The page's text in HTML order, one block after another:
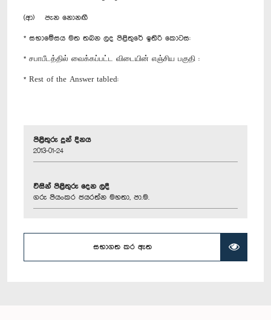
(ආ) පැන නොනඟී
* සභාමේසය මත තබන ලද පිළිතුරේ ඉතිරි කොටස:
* சபாபீடத்தில் வைக்கப்பட்ட விடையின் எஞ்சிய பகுதி :
* Rest of the Answer tabled:
පිළිතුරු දුන් දිනය
2013-01-24
විසින් පිළිතුරු දෙන ලදී
ගරු පියංකර ජයරත්න මහතා, පා.ම.
සභාගත කර ඇත